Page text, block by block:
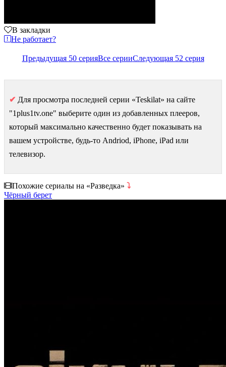
В закладки
Не работает?
Предыдущая 50 серияВсе серииСледующая 52 серия
✔ Для просмотра последней серии «Teskilat» на сайте
"1plus1tv.one" выберите один из добавленных плееров,
который максимально качественно будет показывать на
вашем устройстве, будь-то Andriod, iPhone, iPad или
телевизор.
Похожие сериалы на «Разведка» ⤵
Чёрный берет